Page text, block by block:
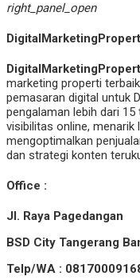
right_panel_open
marketing properti
pemasaran digital untuk
pengalaman lebih dari
visibilitas online, menarik
mengoptimalkan
dan strategi konten
Office :
Jl. Raya Pagedangan
BSD City Tangerang
Telp/WA :